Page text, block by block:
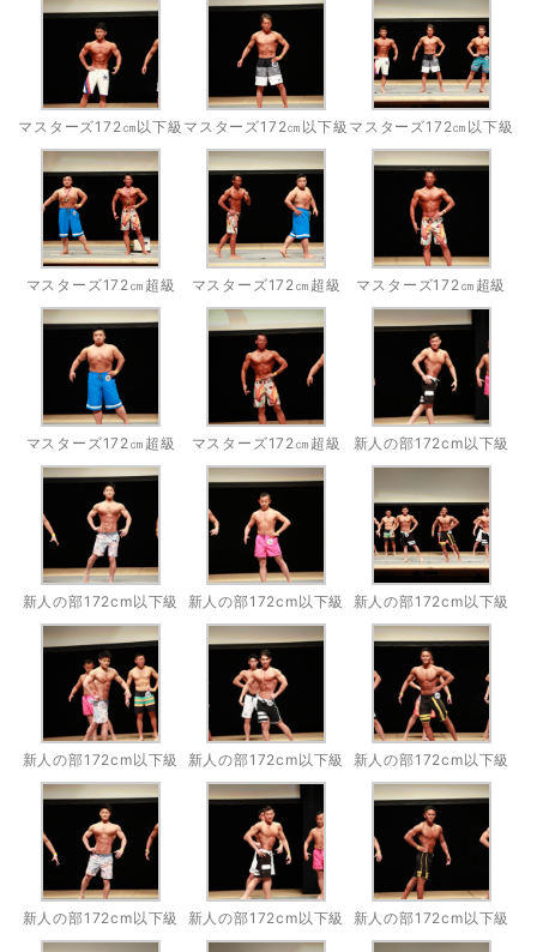
マスターズ172㎝以下級 マスターズ172㎝以下級 マスターズ172㎝以下級
マスターズ172㎝超級 マスターズ172㎝超級 マスターズ172㎝超級
マスターズ172㎝超級 マスターズ172㎝超級 新人の部172cm以下級
新人の部172cm以下級 新人の部172cm以下級 新人の部172cm以下級
新人の部172cm以下級 新人の部172cm以下級 新人の部172cm以下級
新人の部172cm以下級 新人の部172cm以下級 新人の部172cm以下級